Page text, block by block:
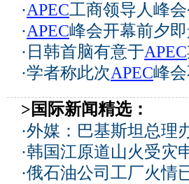
·APEC工商领导人峰
·APEC峰会开幕前夕
· 日韩首脑有意于APEC
·学者称此次APEC峰
>国际新闻精选：
·外媒：巴基斯坦总理
·韩国江原道山火受灾
·俄石油公司工厂火情